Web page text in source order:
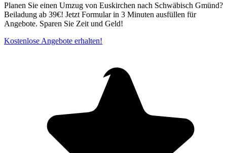
Planen Sie einen Umzug von Euskirchen nach Schwäbisch Gmünd?
Beiladung ab 39€! Jetzt Formular in 3 Minuten ausfüllen für
Angebote. Sparen Sie Zeit und Geld!
Kostenlose Angebote erhalten!